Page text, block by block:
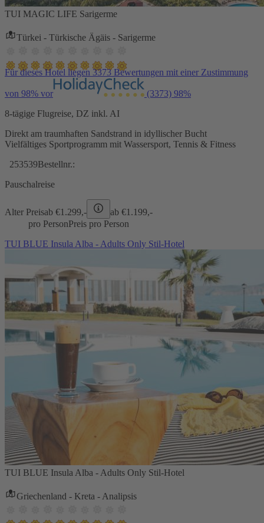
TUI MAGIC LIFE Sarigerme
Türkei - Türkische Ägäis - Sarigerme
Für dieses Hotel liegen 3373 Bewertungen mit einer Zustimmung
von 98% vor (3373) 98%
8-tägige Flugreise, DZ inkl. AI
Direkt am traumhaften Sandstrand in idyllischer Bucht
Vielfältiges Sportprogramm mit Wassersport, Tennis & Fitness
253539Bestellnr.:
Pauschalreise
Alter Preisab €1.299,- ab €1.199,-
pro PersonPreis pro Person
TUI BLUE Insula Alba - Adults Only Stil-Hotel
TUI BLUE Insula Alba - Adults Only Stil-Hotel
Griechenland - Kreta - Analipsis